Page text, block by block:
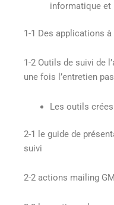
informatique et
1-1 Des applications
1-2 Outils de suivi de
une fois l’entretien
Les outils crées
2-1 le guide de
suivi
2-2 actions mailing